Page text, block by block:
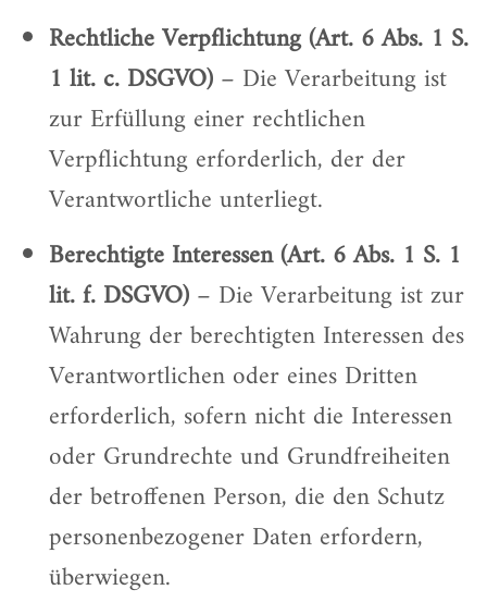
Rechtliche Verpflichtung (Art. 6 Abs. 1 S.
1 lit. c. DSGVO)– Die Verarbeitung ist
zur Erfüllung einer rechtlichen
Verpflichtung erforderlich, der der
Verantwortliche unterliegt.
Berechtigte Interessen (Art. 6 Abs. 1 S. 1
lit. f. DSGVO)– Die Verarbeitung ist zur
Wahrung der berechtigten Interessen des
Verantwortlichen oder eines Dritten
erforderlich, sofern nicht die Interessen
oder Grundrechte und Grundfreiheiten
der betroffenen Person, die den Schutz
personenbezogener Daten erfordern,
überwiegen.